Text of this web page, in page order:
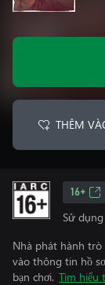
THÊM
16+
Sử
Nhà phát hành trò
vào thông tin hồ
bạn chơi. Tìm hiểu